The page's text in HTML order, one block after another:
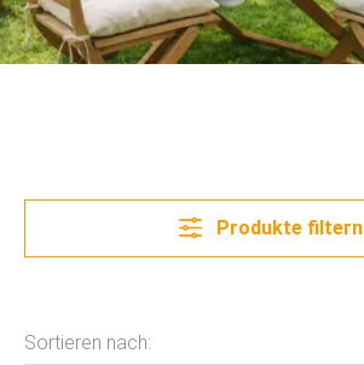
Produkte filtern
Sortieren nach: